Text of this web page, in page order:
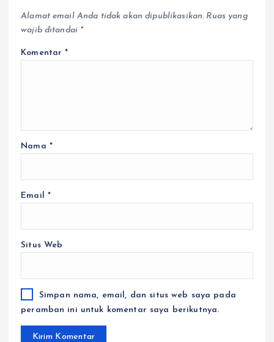
Alamat email Anda tidak akan dipublikasikan. Ruas yang
wajib ditandai *
Komentar*
Nama *
Email *
Situs Web
Simpan nama, email, dan situs web saya pada
peramban ini untuk komentar saya berikutnya.